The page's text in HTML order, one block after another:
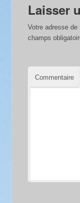
Laisser
Votre adresse de
champs
Commentaire